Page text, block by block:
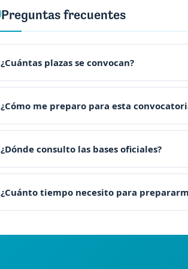
Preguntas frecuentes
¿Cuántas plazas se convocan?
¿Cómo me preparo para esta
¿Dónde consulto las bases oficiales?
¿Cuánto tiempo necesito para